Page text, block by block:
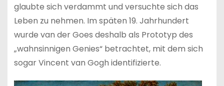
glaubte sich verdammt und versuchte sich das
Leben zu nehmen. Im späten 19. Jahrhundert
wurde van der Goes deshalb als Prototyp des
„wahnsinnigen Genies“ betrachtet, mit dem sich
sogar Vincent van Gogh identifizierte.